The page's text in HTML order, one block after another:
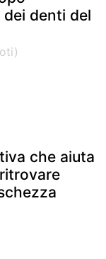
denti del
che aiuta